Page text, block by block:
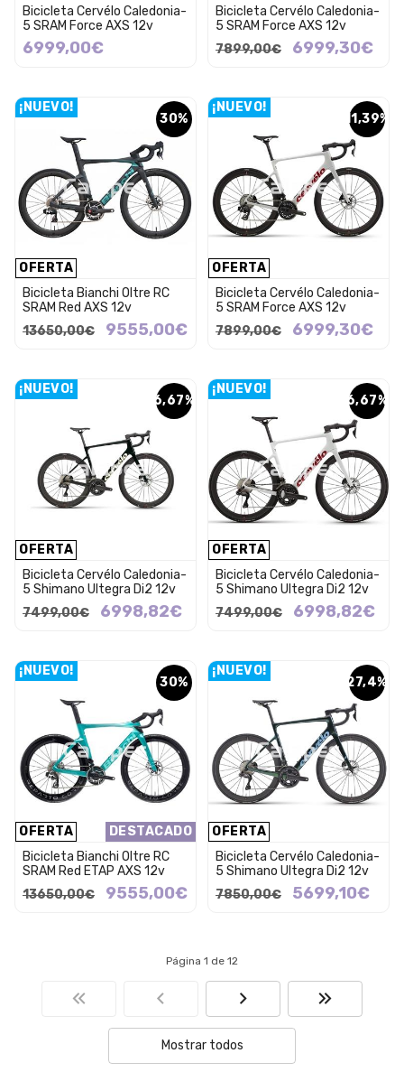
Bicicleta Cervélo Caledonia-
5 SRAM Force AXS 12v
6999,00€
Bicicleta Cervélo Caledonia-
5 SRAM Force AXS 12v
7899,00€
6999,30€
30%
OFERTA
¡NUEVO!
Bicicleta Bianchi Oltre RC
SRAM Red AXS 12v
13650,00€
9555,00€
11,39%
OFERTA
¡NUEVO!
Bicicleta Cervélo Caledonia-
5 SRAM Force AXS 12v
7899,00€
6999,30€
6,67%
OFERTA
¡NUEVO!
Bicicleta Cervélo Caledonia-
5 Shimano Ultegra Di2 12v
7499,00€
6998,82€
6,67%
OFERTA
¡NUEVO!
Bicicleta Cervélo Caledonia-
5 Shimano Ultegra Di2 12v
7499,00€
6998,82€
30%
OFERTA DESTACADO
¡NUEVO!
Bicicleta Bianchi Oltre RC
SRAM Red ETAP AXS 12v
13650,00€
9555,00€
27,4%
OFERTA
¡NUEVO!
Bicicleta Cervélo Caledonia-
5 Shimano Ultegra Di2 12v
7850,00€
5699,10€
Página 1 de 12
Mostrar todos